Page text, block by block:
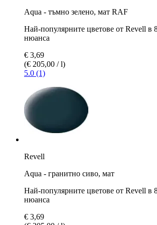
Aqua - тъмно зеленo, мат RAF
Най-популярните цветове от Revell в
нюанса
€ 3,69
(€ 205,00 / l)
5.0 (1)
Revell
Aqua - гранитно сиво, мат
Най-популярните цветове от Revell в
нюанса
€ 3,69